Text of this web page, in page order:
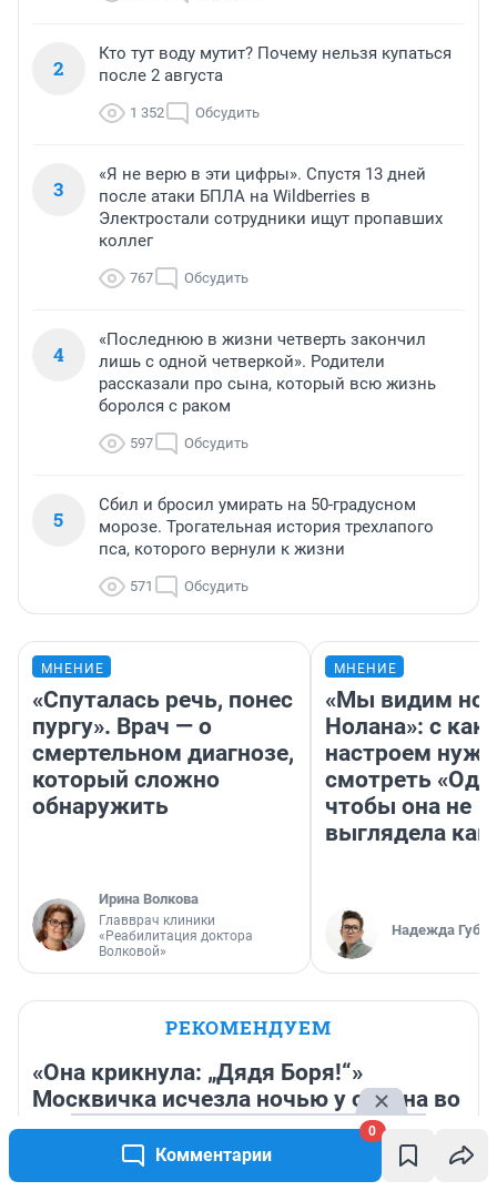
Комментарии
0
2
Кто тут воду мутит? Почему нельзя купаться
после 2 августа
1 352 Обсудить
3
«Я не верю в эти цифры». Спустя 13 дней
после атаки БПЛА на Wildberries в
Электростали сотрудники ищут пропавших
коллег
767 Обсудить
4
«Последнюю в жизни четверть закончил
лишь с одной четверкой». Родители
рассказали про сына, который всю жизнь
боролся с раком
597 Обсудить
5
Сбил и бросил умирать на 50-градусном
морозе. Трогательная история трехлапого
пса, которого вернули к жизни
571 Обсудить
МНЕНИЕ
«Спуталась речь, понес
пургу». Врач — о
смертельном диагнозе,
который сложно
обнаружить
Ирина Волкова
Главврач клиники
«Реабилитация доктора
Волковой»
МНЕНИЕ
«Мы видим
Нолана»: с
настроем
смотреть
чтобы она не
выглядела как
Надежда
РЕКОМЕНДУЕМ
«Она крикнула: „Дядя Боря!“»
Москвичка исчезла ночью у океана во
Вьетнаме. Что произошло в
последние минуты пропажи девушки